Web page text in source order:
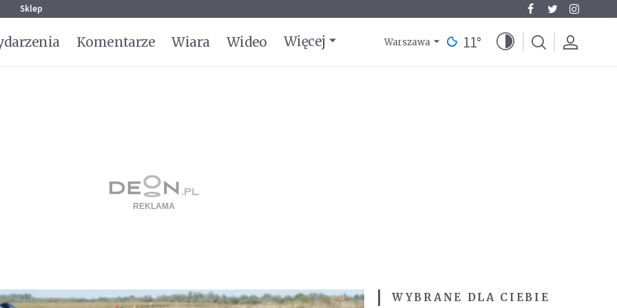
Sklep
Komentarze Wiara Wideo Więcej Warszawa 11°
WYBRANE DLA CIEBIE